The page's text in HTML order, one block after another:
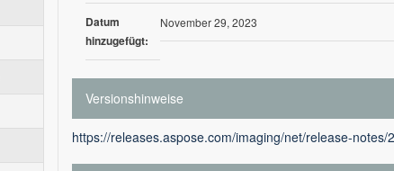
Datum
hinzugefügt:
November 29, 2023
Versionshinweise
https://releases.aspose.com/imaging/net/release-